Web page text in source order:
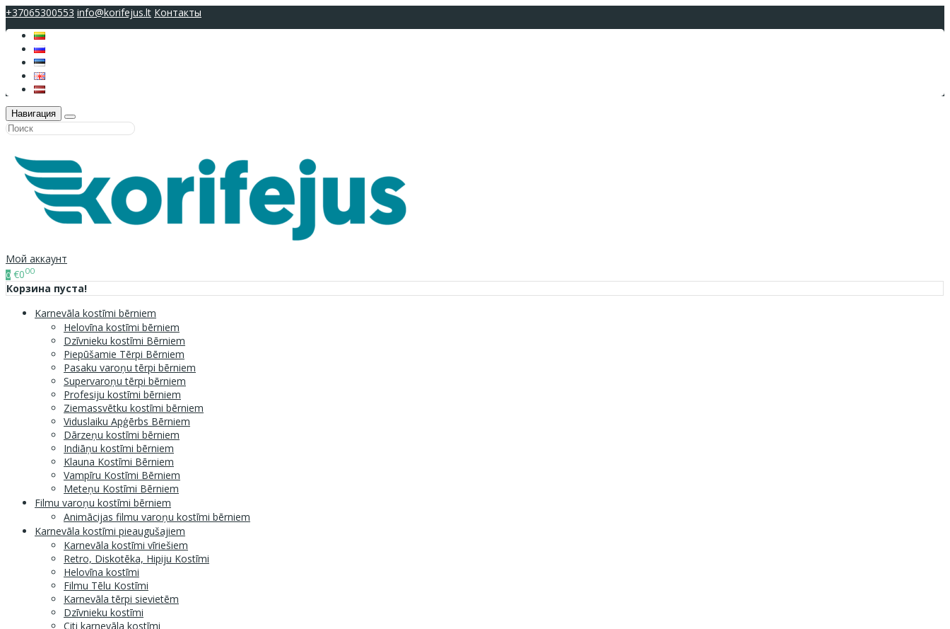
+37065300553 info@korifejus.lt Контакты
Навигация
Мой аккаунт
0 €000
Корзина пуста!
Karnevāla kostīmi bērniem
Helovīna kostīmi bērniem
Dzīvnieku kostīmi Bērniem
Piepūšamie Tērpi Bērniem
Pasaku varoņu tērpi bērniem
Supervaroņu tērpi bērniem
Profesiju kostīmi bērniem
Ziemassvētku kostīmi bērniem
Viduslaiku Apģērbs Bērniem
Dārzeņu kostīmi bērniem
Indiāņu kostīmi bērniem
Klauna Kostīmi Bērniem
Vampīru Kostīmi Bērniem
Meteņu Kostīmi Bērniem
Filmu varoņu kostīmi bērniem
Animācijas filmu varoņu kostīmi bērniem
Karnevāla kostīmi pieaugušajiem
Karnevāla kostīmi vīriešiem
Retro, Diskotēka, Hipiju Kostīmi
Helovīna kostīmi
Filmu Tēlu Kostīmi
Karnevāla tērpi sievietēm
Dzīvnieku kostīmi
Citi karnevāla kostīmi